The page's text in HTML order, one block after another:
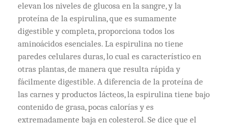
elevan los niveles de glucosa en la sangre, y la
proteína de la espirulina, que es sumamente
digestible y completa, proporciona todos los
aminoácidos esenciales. La espirulina no tiene
paredes celulares duras, lo cual es característico en
otras plantas, de manera que resulta rápida y
fácilmente digestible. A diferencia de la proteína de
las carnes y productos lácteos, la espirulina tiene bajo
contenido de grasa, pocas calorías y es
extremadamente baja en colesterol. Se dice que el